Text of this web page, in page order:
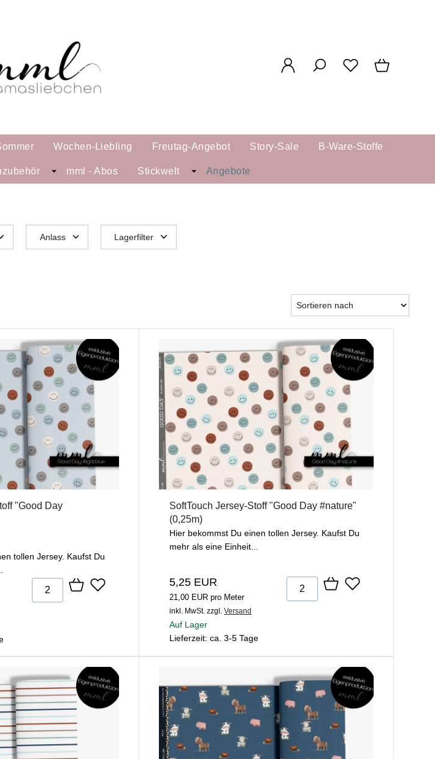
Wochen-Liebling Freutag-Angebot Story-Sale B-Ware-Stoffe
mml - Abos Stickwelt Angebote
Anlass Lagerfilter
"Good Day
tollen Jersey. Kaufst Du
SoftTouch Jersey-Stoff "Good Day #nature"
(0,25m)
Hier bekommst Du einen tollen Jersey. Kaufst Du
mehr als eine Einheit...
5,25 EUR
21,00 EUR pro Meter
inkl. MwSt. zzgl. Versand
Auf Lager
Lieferzeit: ca. 3-5 Tage